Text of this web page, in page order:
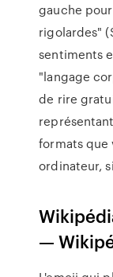
gauche
rigolardes"
sentiments
"langage
de rire
formats que
ordinateur,
—